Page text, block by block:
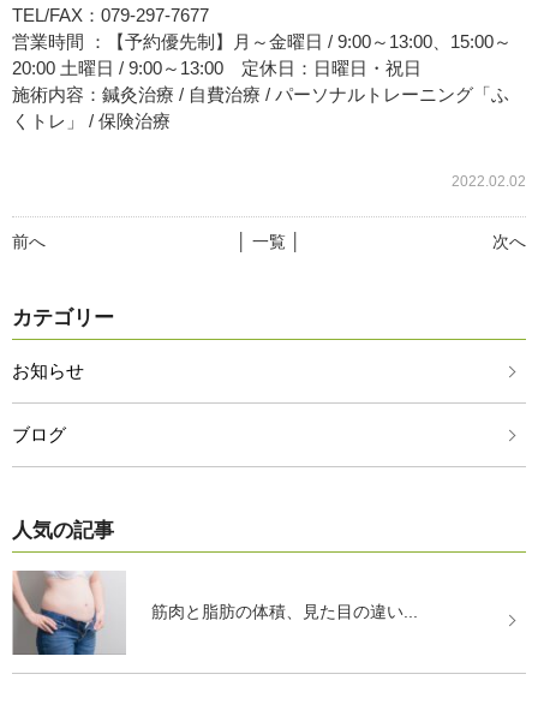
TEL/FAX：079-297-7677
営業時間 ：【予約優先制】月～金曜日 / 9:00～13:00、15:00～
20:00 土曜日 / 9:00～13:00 定休日：日曜日・祝日
施術内容：鍼灸治療 / 自費治療 / パーソナルトレーニング「ふ
くトレ」 / 保険治療
2022.02.02
前へ 次へ
│ 一覧 │
カテゴリー
お知らせ
ブログ
人気の記事
筋肉と脂肪の体積、見た目の違い...